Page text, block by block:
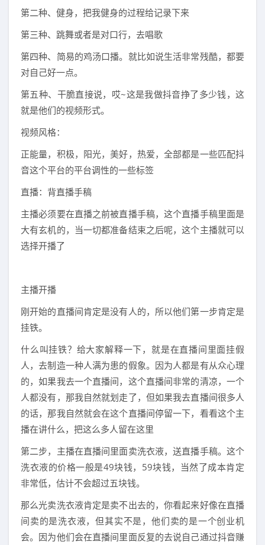
第二种、健身，把我健身的过程给记录下来
第三种、跳舞或者是对口行，去唱歌
第四种、简易的鸡汤口播。就比如说生活非常残酷，都要
对自己好一点。
第五种、干脆直接说，哎~这是我做抖音挣了多少钱，这
就是他们的视频形式。
视频风格：
正能量，积极，阳光，美好，热爱，全部都是一些匹配抖
音这个平台的平台调性的一些标签
直播：背直播手稿
主播必须要在直播之前被直播手稿，这个直播手稿里面是
大有玄机的，当一切都准备结束之后呢，这个主播就可以
选择开播了
主播开播
刚开始的直播间肯定是没有人的，所以他们第一步肯定是
挂铁。
什么叫挂铁？给大家解释一下，就是在直播间里面挂假
人，去制造一种人满为患的假象。因为人都是有从众心理
的，如果我去一个直播间，这个直播间非常的清凉，一个
人都没有，那我自然就划走了，但如果我去直播间很多人
的话，那我自然就会在这个直播间停留一下，看看这个主
播在讲什么，把这么多人留在这里
第二步，主播在直播间里面卖洗衣液，送直播手稿。这个
洗衣液的价格一般是49块钱，59块钱，当然了成本肯定
非常低，估计不会超过五块钱。
那么光卖洗衣液肯定是卖不出去的，你看起来好像在直播
间卖的是洗衣液，但其实不是，他们卖的是一个创业机
会。因为他们会在直播间里面反复的去说自己通过抖音赚